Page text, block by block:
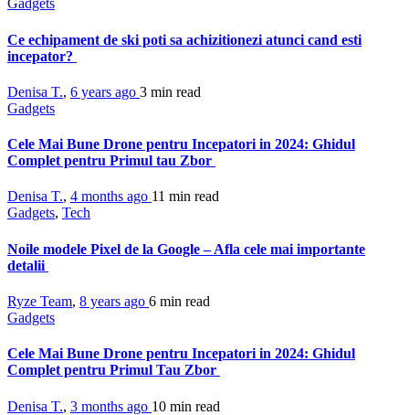
Gadgets
Ce echipament de ski poti sa achizitionezi atunci cand esti
incepator?
Denisa T., 6 years ago 3 min read
Gadgets
Cele Mai Bune Drone pentru Incepatori in 2024: Ghidul
Complet pentru Primul tau Zbor
Denisa T., 4 months ago 11 min read
Gadgets, Tech
Noile modele Pixel de la Google – Afla cele mai importante
detalii
Ryze Team, 8 years ago 6 min read
Gadgets
Cele Mai Bune Drone pentru Incepatori in 2024: Ghidul
Complet pentru Primul Tau Zbor
Denisa T., 3 months ago 10 min read